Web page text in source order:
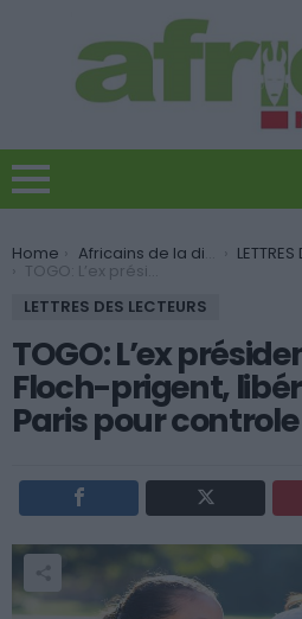
You are here:
Home Africains de la diaspora LETTRES
TOGO: L’ex président d’Elf, Loïk le Floch-prigent, libéré, rentre à Paris pour controle médical
LETTRES DES LECTEURS
TOGO: L’ex
Floch-prigent,
Paris pour